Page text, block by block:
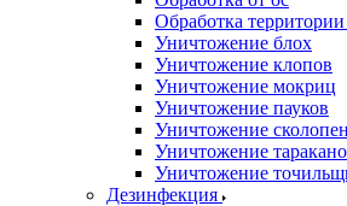
Обработка
Уничтожение блох
Уничтожение клопов
Уничтожение мокриц
Уничтожение пауков
Уничтожение
Уничтожение
Уничтожение
Дезинфекция